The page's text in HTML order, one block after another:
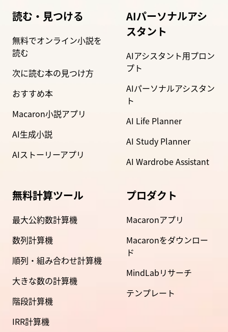
読む・見つける
無料でオンライン小説を
読む
次に読む本の見つけ方
おすすめ本
Macaron小説アプリ
AI生成小説
AIストーリーアプリ
AIパーソナルアシ
スタント
AIアシスタント用プロン
プト
AIパーソナルアシスタン
ト
AI Life Planner
AI Study Planner
AI Wardrobe Assistant
無料計算ツール
最大公約数計算機
数列計算機
順列・組み合わせ計算機
大きな数の計算機
階段計算機
IRR計算機
プロダクト
Macaronアプリ
Macaronをダウンロー
ド
MindLabリサーチ
テンプレート